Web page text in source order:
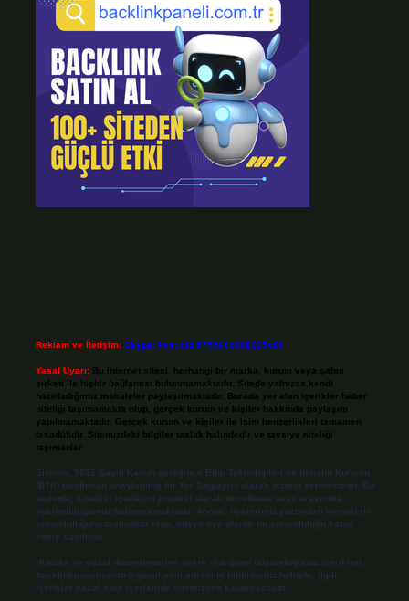
Reklam ve İletişim: Skype: live:.cid.575569c608265c69
Yasal Uyarı: Bu internet sitesi, herhangi bir marka, kurum veya şahıs
şirketi ile hiçbir bağlantısı bulunmamaktadır. Sitede yalnızca kendi
hazırladığımız makaleler paylaşılmaktadır. Burada yer alan içerikler haber
niteliği taşımamakta olup, gerçek kurum ve kişiler hakkında paylaşım
yapılmamaktadır. Gerçek kurum ve kişiler ile isim benzerlikleri tamamen
tesadüfidir. Sitemizdeki bilgiler taslak halindedir ve tavsiye niteliği
taşımazlar.
Sitemiz, 5651 Sayılı Kanun gereğince Bilgi Teknolojileri ve İletişim Kurumu
(BTK) tarafından onaylanmış bir Yer Sağlayıcı olarak hizmet vermektedir. Bu
nedenle, sitedeki içerikleri proaktif olarak denetleme veya araştırma
yükümlülüğümüz bulunmamaktadır. Ancak, üyelerimiz yazdıkları içeriklerin
sorumluluğunu taşımakta olup, siteye üye olarak bu sorumluluğu kabul
etmiş sayılırlar.
Hukuka ve yasal düzenlemelere aykırı olduğunu düşündüğünüz içerikleri,
backlinkpanelicomtr@gmail.com adresine bildirmeniz halinde, ilgili
içerikler yasal süre içerisinde sitemizden kaldırılacaktır.